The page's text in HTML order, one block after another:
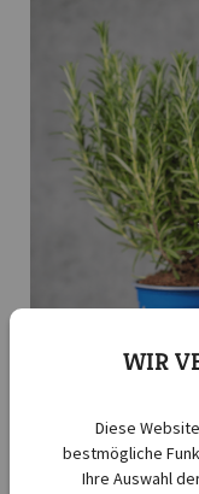
WIR
Diese
bestmögliche
Ihre Auswahl